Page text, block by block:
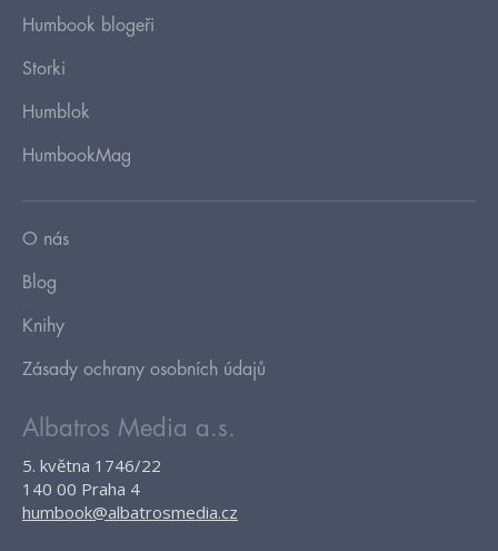
Humbook blogeři
Storki
Humblok
HumbookMag
O nás
Blog
Knihy
Zásady ochrany osobních údajů
Albatros Media a.s.
5. května 1746/22
140 00 Praha 4
humbook@albatrosmedia.cz